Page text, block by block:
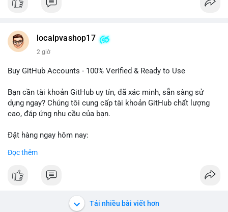
chúng tôi qua:
- Email: localpvashop@gmail.com
dịch vụ chuyên nghiệp!
#buytextnowaccounts #pva #textnow
localpvashop17
2 giờ
Buy GitHub Accounts - 100% Verified & Ready to Use
Bạn cần tài khoản GitHub uy tín, đã xác minh, sẵn sàng sử
dụng ngay? Chúng tôi cung cấp tài khoản GitHub chất lượng
cao, đáp ứng nhu cầu của bạn.
Đặt hàng ngay hôm nay:
✅ Phản hồi trong 24 giờ
✅ WhatsApp: +1 (66
✅ Telegram: @localpvashop
Đọc thêm
Tải nhiều bài viết hơn